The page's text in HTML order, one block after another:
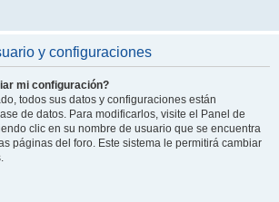
y configuraciones
mi configuración?
todos sus datos y configuraciones están
de datos. Para modificarlos, visite el Panel de
clic en su nombre de usuario que se encuentra
páginas del foro. Este sistema le permitirá cambiar